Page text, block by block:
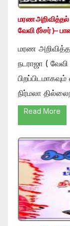
மரண அறிவித்தல்
வேவி ரீச்சர் )–
மரண
நடராஜா ( வேவி
நிர்மலா
Read More